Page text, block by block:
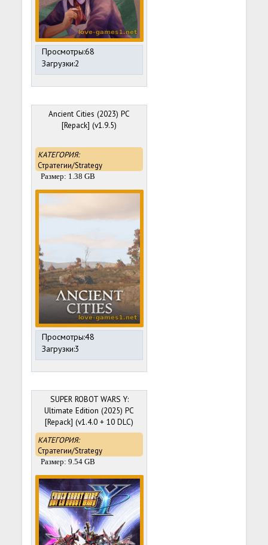
Просмотры:68
Загрузки:2
Ancient Cities (2023) PC
[Repack] (v1.9.5)
КАТЕГОРИЯ:
Стратегии/Strategy
Размер: 1.38 GB
Просмотры:48
Загрузки:3
SUPER ROBOT WARS Y:
Ultimate Edition (2025) PC
[Repack] (v1.4.0 + 10 DLC)
КАТЕГОРИЯ:
Стратегии/Strategy
Размер: 9.54 GB